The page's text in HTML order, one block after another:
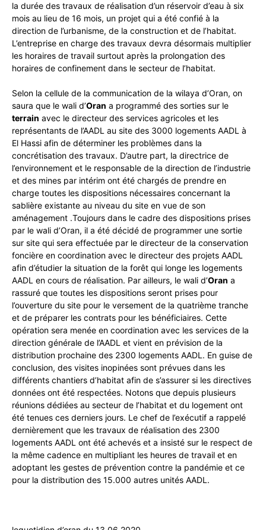
la durée des travaux de réalisation d’un réservoir d’eau à six
mois au lieu de 16 mois, un projet qui a été confié à la
direction de l’urbanisme, de la construction et de l’habitat.
L’entreprise en charge des travaux devra désormais multiplier
les horaires de travail surtout après la prolongation des
horaires de confinement dans le secteur de l’habitat.
Selon la cellule de la communication de la wilaya d’Oran, on
saura que le wali d’Oran a programmé des sorties sur le
terrain avec le directeur des services agricoles et les
représentants de l’AADL au site des 3000 logements AADL à
El Hassi afin de déterminer les problèmes dans la
concrétisation des travaux. D’autre part, la directrice de
l’environnement et le responsable de la direction de l’industrie
et des mines par intérim ont été chargés de prendre en
charge toutes les dispositions nécessaires concernant la
sablière existante au niveau du site en vue de son
aménagement .Toujours dans le cadre des dispositions prises
par le wali d’Oran, il a été décidé de programmer une sortie
sur site qui sera effectuée par le directeur de la conservation
foncière en coordination avec le directeur des projets AADL
afin d’étudier la situation de la forêt qui longe les logements
AADL en cours de réalisation. Par ailleurs, le wali d’Oran a
rassuré que toutes les dispositions seront prises pour
l’ouverture du site pour le versement de la quatrième tranche
et de préparer les contrats pour les bénéficiaires. Cette
opération sera menée en coordination avec les services de la
direction générale de l’AADL et vient en prévision de la
distribution prochaine des 2300 logements AADL. En guise de
conclusion, des visites inopinées sont prévues dans les
différents chantiers d’habitat afin de s’assurer si les directives
données ont été respectées. Notons que depuis plusieurs
réunions dédiées au secteur de l’habitat et du logement ont
été tenues ces derniers jours. Le chef de l’exécutif a rappelé
dernièrement que les travaux de réalisation des 2300
logements AADL ont été achevés et a insisté sur le respect de
la même cadence en multipliant les heures de travail et en
adoptant les gestes de prévention contre la pandémie et ce
pour la distribution des 15.000 autres unités AADL.